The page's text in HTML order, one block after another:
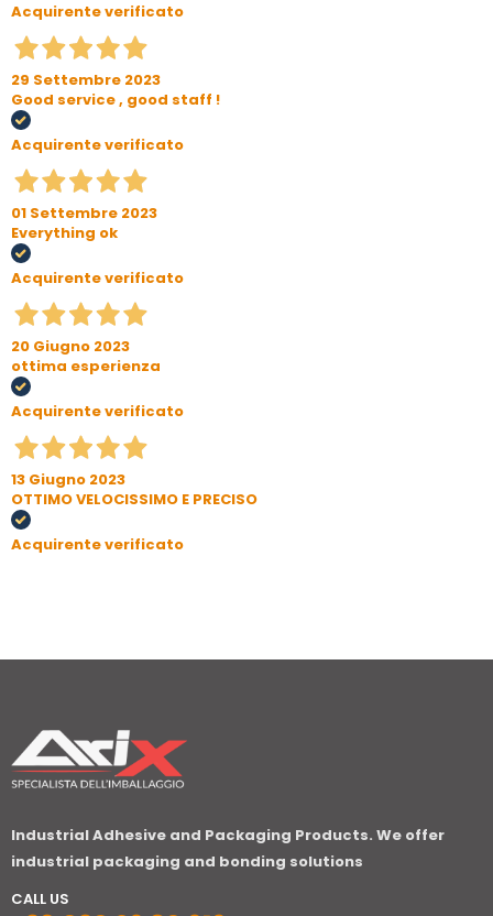
Acquirente verificato
29 Settembre 2023
Good service , good staff !
Acquirente verificato
01 Settembre 2023
Everything ok
Acquirente verificato
20 Giugno 2023
ottima esperienza
Acquirente verificato
13 Giugno 2023
OTTIMO VELOCISSIMO E PRECISO
Acquirente verificato
Industrial Adhesive and Packaging Products. We offer
industrial packaging and bonding solutions
CALL US